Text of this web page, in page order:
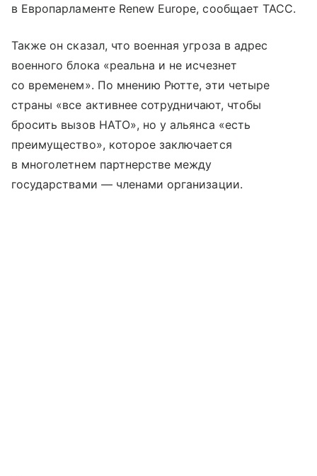
в Европарламенте Renew Europe, сообщает ТАСС.
Также он сказал, что военная угроза в адрес
военного блока «реальна и не исчезнет
со временем». По мнению Рютте, эти четыре
страны «все активнее сотрудничают, чтобы
бросить вызов НАТО», но у альянса «есть
преимущество», которое заключается
в многолетнем партнерстве между
государствами — членами организации.